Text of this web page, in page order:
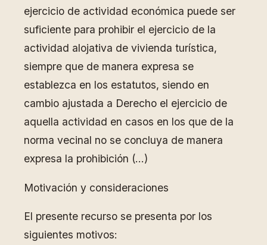
ejercicio de actividad económica puede ser
suficiente para prohibir el ejercicio de la
actividad alojativa de vivienda turística,
siempre que de manera expresa se
establezca en los estatutos, siendo en
cambio ajustada a Derecho el ejercicio de
aquella actividad en casos en los que de la
norma vecinal no se concluya de manera
expresa la prohibición (…)
Motivación y consideraciones
El presente recurso se presenta por los
siguientes motivos: